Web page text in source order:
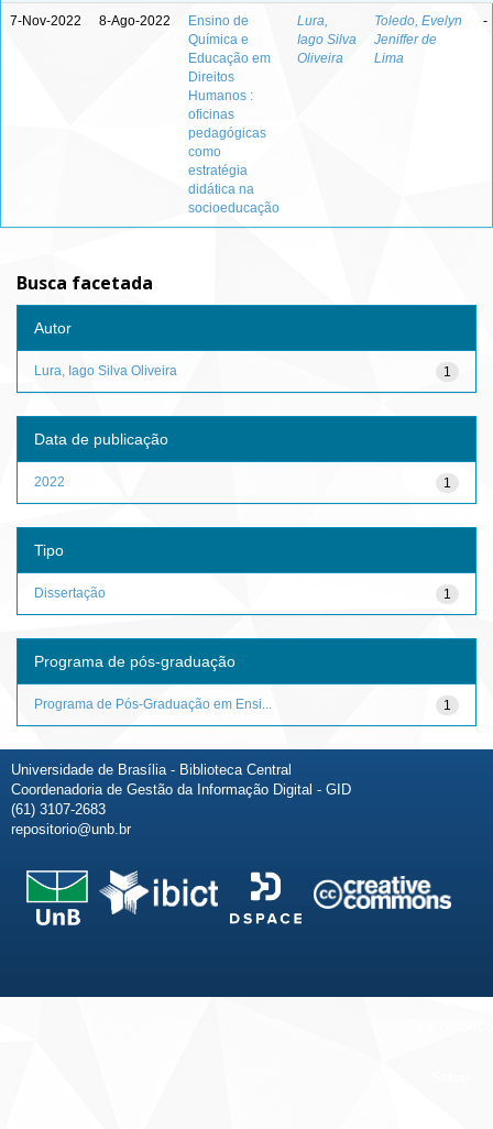
7-Nov-2022 8-Ago-2022
Ensino de
Química e
Educação em
Direitos
Humanos :
oficinas
pedagógicas
como
estratégia
didática na
socioeducação
Lura,
Iago Silva
Oliveira
Toledo, Evelyn
Jeniffer de
Lima
-
Busca facetada
Autor
1
Lura, Iago Silva Oliveira
Data de publicação
1
2022
Tipo
1
Dissertação
Programa de pós-graduação
1
Programa de Pós-Graduação em Ensi...
Universidade de Brasília - Biblioteca Central
Coordenadoria de Gestão da Informação Digital - GID
(61) 3107-2683
repositorio@unb.br